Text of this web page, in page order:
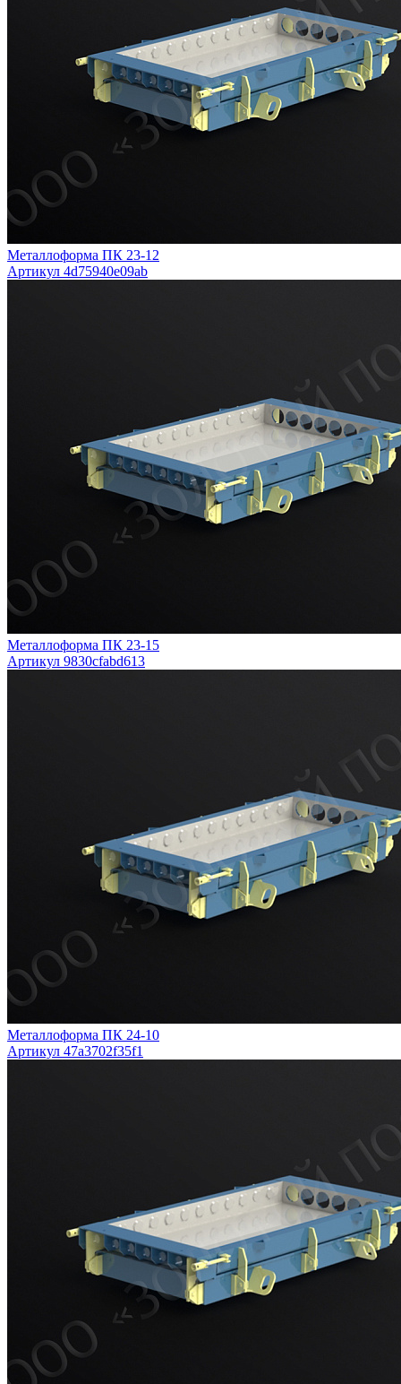
Металлоформа ПК 23-12
Артикул 4d75940e09ab
Металлоформа ПК 23-15
Артикул 9830cfabd613
Металлоформа ПК 24-10
Артикул 47a3702f35f1